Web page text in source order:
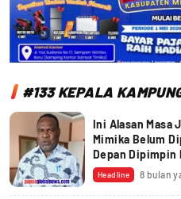
#133 KEPALA
Ini Alasan Masa
Mimika Belum
Depan Dipimpin
Headline 8 bulan